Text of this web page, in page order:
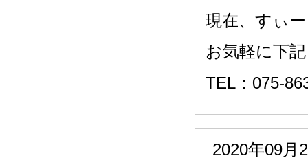
現在、すぃ
お気軽に下
TEL：075-
2020年09月